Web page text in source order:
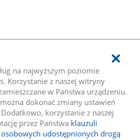
na najwyższym poziomie
Korzystanie z naszej witryny
w Państwa urządzeniu.
dokonać zmiany ustawień
korzystanie z naszej
przez Państwa klauzuli
udostępnionych drogą